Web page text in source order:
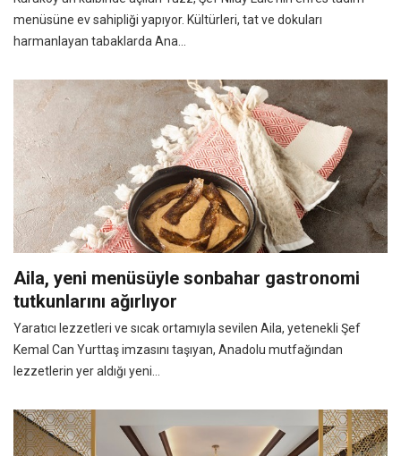
menüsüne ev sahipliği yapıyor. Kültürleri, tat ve dokuları
harmanlayan tabaklarda Ana...
Aila, yeni menüsüyle sonbahar gastronomi
tutkunlarını ağırlıyor
Yaratıcı lezzetleri ve sıcak ortamıyla sevilen Aila, yetenekli Şef
Kemal Can Yurttaş imzasını taşıyan, Anadolu mutfağından
lezzetlerin yer aldığı yeni...